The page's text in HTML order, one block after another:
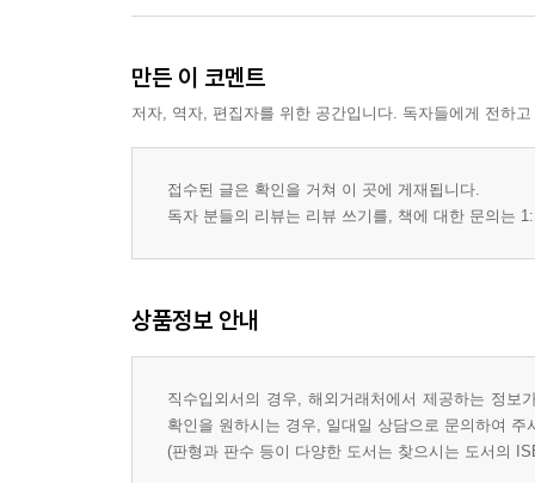
만든 이 코멘트
저자, 역자, 편집자를 위한 공간입니다. 독자들에게 전하
접수된 글은 확인을 거쳐 이 곳에 게재됩니다.
독자 분들의 리뷰는 리뷰 쓰기를, 책에 대한 문의는
상품정보 안내
직수입외서의 경우, 해외거래처에서 제공하는 정
확인을 원하시는 경우, 일대일 상담으로 문의하여 주
(판형과 판수 등이 다양한 도서는 찾으시는 도서의